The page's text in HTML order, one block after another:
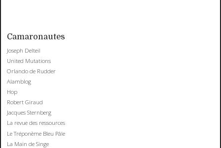
Camaronautes
Joseph Delteil
United Mutations
Orlando de Rudder
Alamblog
Hop
Robert Giraud
Jacques Sternberg
La revue des ressources
Le Tréponème Bleu Pâle
La Main de Singe